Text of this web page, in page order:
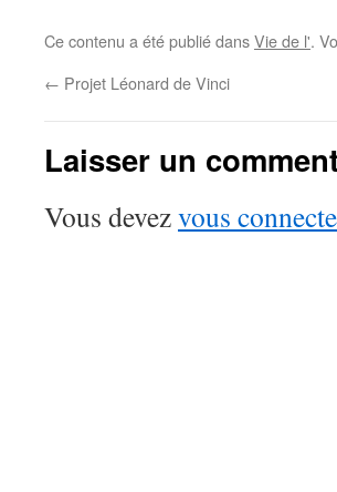
Ce contenu a été publié dansVie de l'.
← Projet Léonard de Vinci
Laisser un
Vous devezvous